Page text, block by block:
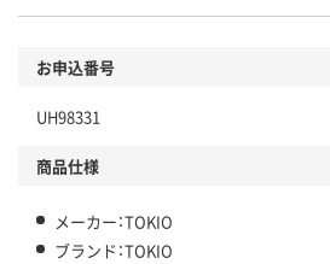
お申込番号
UH98331
商品仕様
メーカー：TOKIO
ブランド：TOKIO